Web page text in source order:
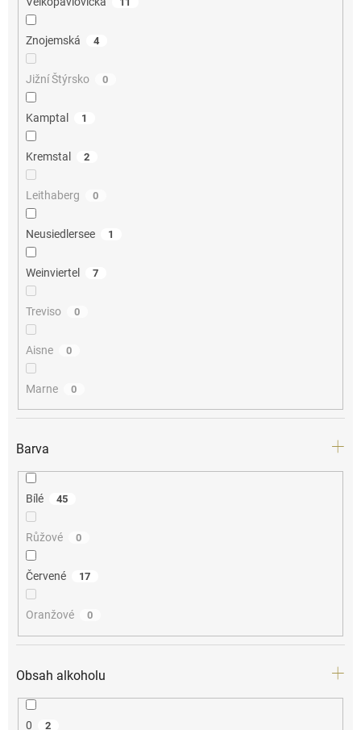
Znojemská 4
Jižní Štýrsko 0
Kamptal 1
Kremstal 2
Leithaberg 0
Neusiedlersee 1
Weinviertel 7
Treviso 0
Aisne 0
Marne 0
Barva
Bílé 45
Růžové 0
Červené 17
Oranžové 0
Obsah alkoholu
0 2